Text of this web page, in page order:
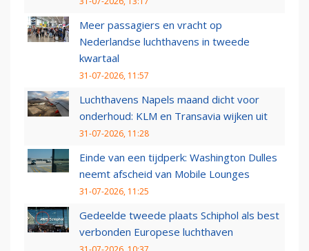
Meer passagiers en vracht op
Nederlandse luchthavens in tweede
kwartaal
31-07-2026, 11:57
Luchthavens Napels maand dicht voor
onderhoud: KLM en Transavia wijken uit
31-07-2026, 11:28
Einde van een tijdperk: Washington Dulles
neemt afscheid van Mobile Lounges
31-07-2026, 11:25
Gedeelde tweede plaats Schiphol als best
verbonden Europese luchthaven